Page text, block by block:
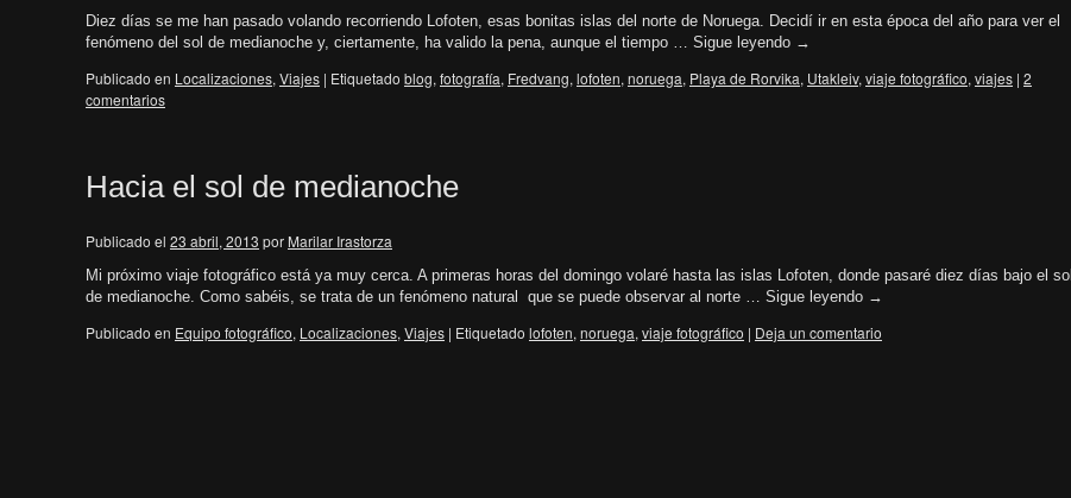
Diez días se me han pasado volando recorriendo Lofoten, esas bonitas islas del norte de Noruega. Decidí ir en esta época del año para ver el
fenómeno del sol de medianoche y, ciertamente, ha valido la pena, aunque el tiempo … Sigue leyendo →
Publicado en Localizaciones, Viajes | Etiquetado blog, fotografía, Fredvang, lofoten, noruega, Playa de Rorvika, Utakleiv, viaje fotográfico, viajes | 2
comentarios
Hacia el sol de medianoche
Publicado el 23 abril, 2013 por Marilar Irastorza
Mi próximo viaje fotográfico está ya muy cerca. A primeras horas del domingo volaré hasta las islas Lofoten, donde pasaré diez días bajo el sol
de medianoche. Como sabéis, se trata de un fenómeno natural que se puede observar al norte … Sigue leyendo →
Publicado en Equipo fotográfico, Localizaciones, Viajes | Etiquetado lofoten, noruega, viaje fotográfico | Deja un comentario